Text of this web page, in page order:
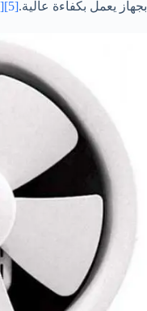
بجهاز يعمل بكفاءة عالية.[5]
[6]